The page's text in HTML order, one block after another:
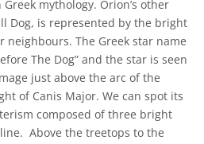
mythology. Orion’s other
Dog, is represented by the bright
neighbours. The Greek star name
The Dog” and the star is seen
just above the arc of the
of Canis Major. We can spot its
composed of three bright
Above the treetops to the